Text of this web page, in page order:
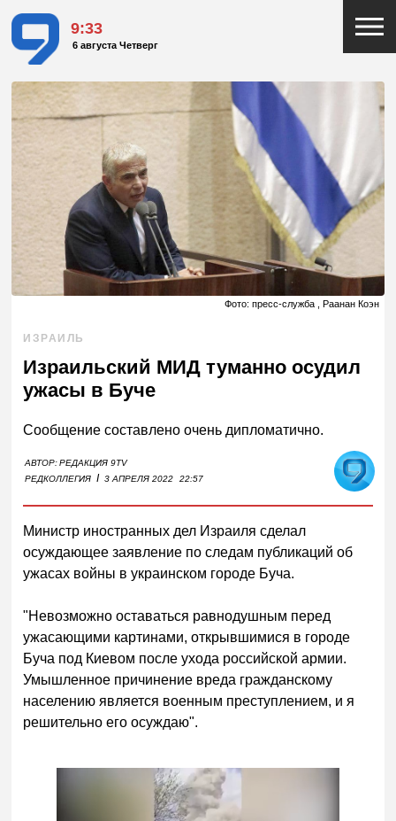
9:33
6 августа Четверг
Фото: пресс-служба , Раанан Коэн
ИЗРАИЛЬ
Израильский МИД туманно осудил
ужасы в Буче
Сообщение составлено очень дипломатично.
АВТОР:РЕДАКЦИЯ 9TV
РЕДКОЛЛЕГИЯ I 3 АПРЕЛЯ 2022 22:57
Министр иностранных дел Израиля сделал
осуждающее заявление по следам публикаций об
ужасах войны в украинском городе Буча.
"Невозможно оставаться равнодушным перед
ужасающими картинами, открывшимися в городе
Буча под Киевом после ухода российской армии.
Умышленное причинение вреда гражданскому
населению является военным преступлением, и я
решительно его осуждаю".